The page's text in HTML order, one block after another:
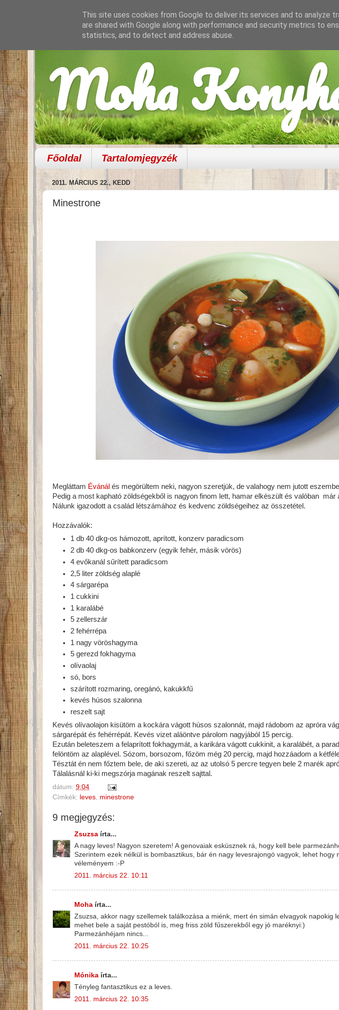
Moha
Főoldal Tartalomjegyzék
2011. MÁRCIUS 22., KEDD
Minestrone
Megláttam Évánál és megörültem neki, nagyon szeretjük, de valahogy nem jutott
Pedig a most kapható zöldségekből is nagyon finom lett, hamar elkészült és valóban már
Nálunk igazodott a család létszámához és kedvenc zöldségeihez az összetétel.
Hozzávalók:
1 db 40 dkg-os hámozott, aprított, konzerv paradicsom
2 db 40 dkg-os babkonzerv (egyik fehér, másik vörös)
4 evőkanál sűrített paradicsom
2,5 liter zöldség alaplé
4 sárgarépa
1 cukkini
1 karalábé
5 zellerszár
2 fehérrépa
1 nagy vöröshagyma
5 gerezd fokhagyma
olívaolaj
só, bors
szárított rozmaring, oregánó, kakukkfű
kevés húsos szalonna
reszelt sajt
Kevés olívaolajon kisütöm a kockára vágott húsos szalonnát, majd rádobom az apróra
sárgarépát és fehérrépát. Kevés vizet aláöntve párolom nagyjából 15 percig.
Ezután beleteszem a felaprított fokhagymát, a karikára vágott cukkinit, a karalábét, a
felöntöm az alaplével. Sózom, borsozom, főzöm még 20 percig, majd hozzáadom a
Tésztát én nem főztem bele, de aki szereti, az az utolsó 5 percre tegyen bele 2 marék
Tálalásnál ki-ki megszórja magának reszelt sajttal.
dátum: 9:04
Címkék: leves, minestrone
9 megjegyzés:
Zsuzsa írta...
A nagy leves! Nagyon szeretem! A genovaiak esküsznek rá, hogy kell bele
Szerintem ezek nélkül is bombasztikus, bár én nagy levesrajongó vagyok, lehet hogy
véleményem :-P
2011. március 22. 10:11
Moha írta...
Zsuzsa, akkor nagy szellemek találkozása a miénk, mert én simán elvagyok napokig
mehet bele a saját pestóból is, meg friss zöld fűszerekből egy jó maréknyi:)
Parmezánhéjam nincs...
2011. március 22. 10:25
Mónika írta...
Tényleg fantasztikus ez a leves.
2011. március 22. 10:35
This site uses cookies from Google to deliver its services and to analyze
are shared with Google along with performance and security metrics to
statistics, and to detect and address abuse.